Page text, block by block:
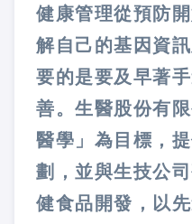
健康管理從預防
解自己的基因資
要的是要及早著
善。生醫股份有
醫學」為目標，
劃，並與生技公
健食品開發，以